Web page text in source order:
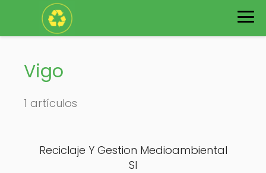
Vigo
1 artículos
Reciclaje Y Gestion Medioambiental
Sl